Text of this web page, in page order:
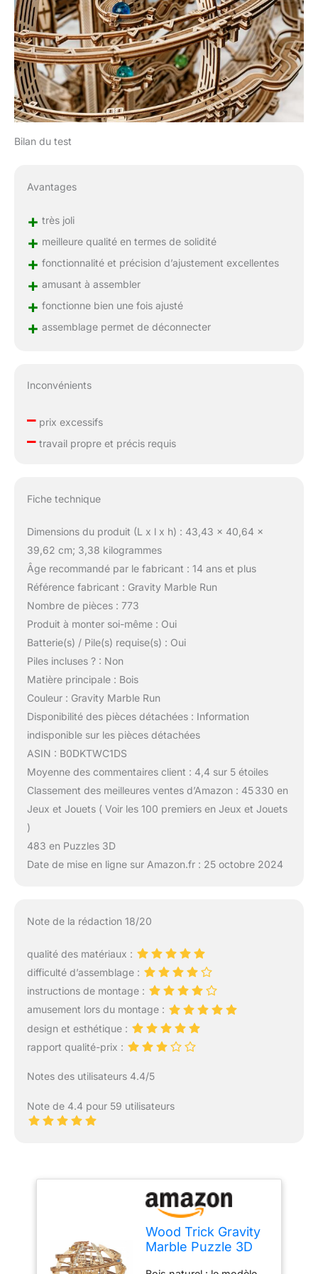
Bilan du test
Avantages
+ très joli
+ meilleure qualité en termes de solidité
+ fonctionnalité et précision d’ajustement excellentes
+ amusant à assembler
+ fonctionne bien une fois ajusté
+ assemblage permet de déconnecter
Inconvénients
–prix excessifs
–travail propre et précis requis
Fiche technique
Dimensions du produit (L x l x h) : 43,43 x 40,64 x
39,62 cm; 3,38 kilogrammes
Âge recommandé par le fabricant : 14 ans et plus
Référence fabricant : Gravity Marble Run
Nombre de pièces : 773
Produit à monter soi-même : Oui
Batterie(s) / Pile(s) requise(s) : Oui
Piles incluses ? : Non
Matière principale : Bois
Couleur : Gravity Marble Run
Disponibilité des pièces détachées : Information
indisponible sur les pièces détachées
ASIN : B0DKTWC1DS
Moyenne des commentaires client : 4,4 sur 5 étoiles
Classement des meilleures ventes d’Amazon : 45 330 en
Jeux et Jouets ( Voir les 100 premiers en Jeux et Jouets
)
483 en Puzzles 3D
Date de mise en ligne sur Amazon.fr : 25 octobre 2024
Note de la rédaction 18/20
qualité des matériaux :
difficulté d’assemblage :
instructions de montage :
amusement lors du montage :
design et esthétique :
rapport qualité-prix :
Notes des utilisateurs 4.4/5
Note de 4.4 pour 59 utilisateurs
Wood Trick Gravity
Marble Puzzle 3D